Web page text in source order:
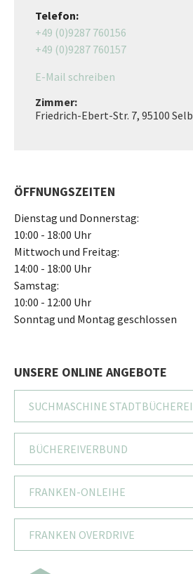
Telefon:
+49 (0)9287 760156
+49 (0)9287 760157
E-Mail schreiben
Zimmer:
Friedrich-Ebert-Str. 7, 95100 Selb
ÖFFNUNGSZEITEN
Dienstag und Donnerstag:
10:00 - 18:00 Uhr
Mittwoch und Freitag:
14:00 - 18:00 Uhr
Samstag:
10:00 - 12:00 Uhr
Sonntag und Montag geschlossen
UNSERE ONLINE ANGEBOTE
SUCHMASCHINE STADTBÜCHEREI
BÜCHEREIVERBUND
FRANKEN-ONLEIHE
FRANKEN OVERDRIVE